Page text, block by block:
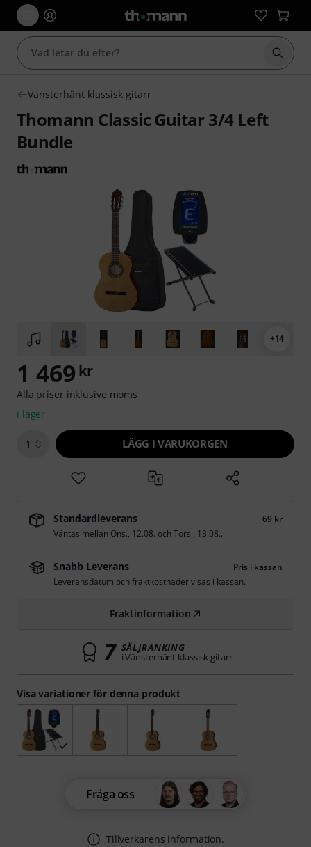
Börja
Vänsterhänt klassisk gitarr
Thomann Classic Guitar 3/4 Left
Bundle
+14
Visa variationer för denna produkt
1 469 kr
Alla priser inklusive moms
i lager
1 LÄGG I VARUKORGEN
Standardleverans
69 kr
Väntas mellan Ons., 12.08. ochTors., 13.08..
Snabb Leverans
Pris i kassan
Leveransdatum och fraktkostnader visas i kassan.
Fraktinformation
7 SÄLJRANKING
i Vänsterhänt klassisk gitarr
Fråga oss
Tillverkarens information.